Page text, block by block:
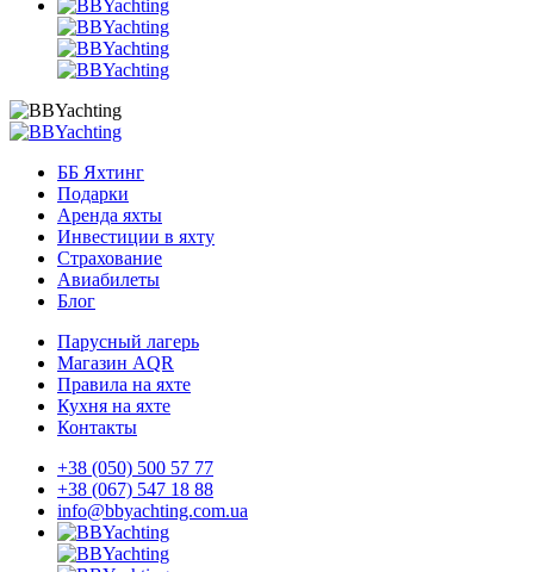
ББ Яхтинг
Подарки
Аренда яхты
Инвестиции в яхту
Страхование
Авиабилеты
Блог
Парусный лагерь
Магазин AQR
Правила на яхте
Кухня на яхте
Контакты
+38 (050) 500 57 77
+38 (067) 547 18 88
info@bbyachting.com.ua